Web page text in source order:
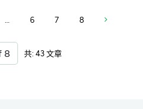
6 7 8
共: 43 文章